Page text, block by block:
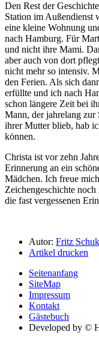
Den Rest der
Station im Außendienst
eine kleine Wohnung
nach Hamburg. Für
und nicht ihre Mami.
aber auch von dort
nicht mehr so intensiv.
den Ferien. Als sich
erfüllte und ich nach
schon längere Zeit bei
Mann, der jahrelang zur
ihrer Mutter blieb, hab
können.
Christa ist vor zehn
Erinnerung an ein
Mädchen. Ich freue
Zeichengeschichte
die fast vergessenen
Autor: Fritz
Artikel drucken
Seitenanfang
SiteMap
Impressum
Kontakt
Gästebuch
Developed by ©